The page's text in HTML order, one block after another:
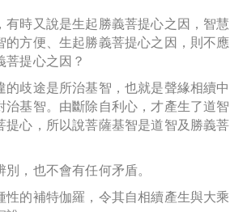
時又說是生起勝義菩提心之因，智慧
方便、生起勝義菩提心之因，則不應
提心之因？
歧途是所治基智，也就是聲緣相續中
基智。由斷除自利心，才產生了道智
心，所以說菩薩基智是道智及勝義菩
，也不會有任何矛盾。
的補特伽羅，令其自相續產生與大乘